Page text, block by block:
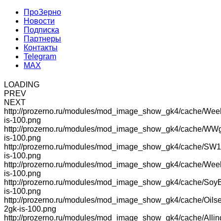
ПроЗерно
Новости
Подписка
Партнеры
Контакты
Telegram
MAX
LOADING
PREV
NEXT
http://prozerno.ru/modules/mod_image_show_gk4/cache/
is-100.png
http://prozerno.ru/modules/mod_image_show_gk4/cache/
is-100.png
http://prozerno.ru/modules/mod_image_show_gk4/cache/
is-100.png
http://prozerno.ru/modules/mod_image_show_gk4/cache/
is-100.png
http://prozerno.ru/modules/mod_image_show_gk4/cache/
is-100.png
http://prozerno.ru/modules/mod_image_show_gk4/cache/
2gk-is-100.png
http://prozerno.ru/modules/mod_image_show_gk4/cache/